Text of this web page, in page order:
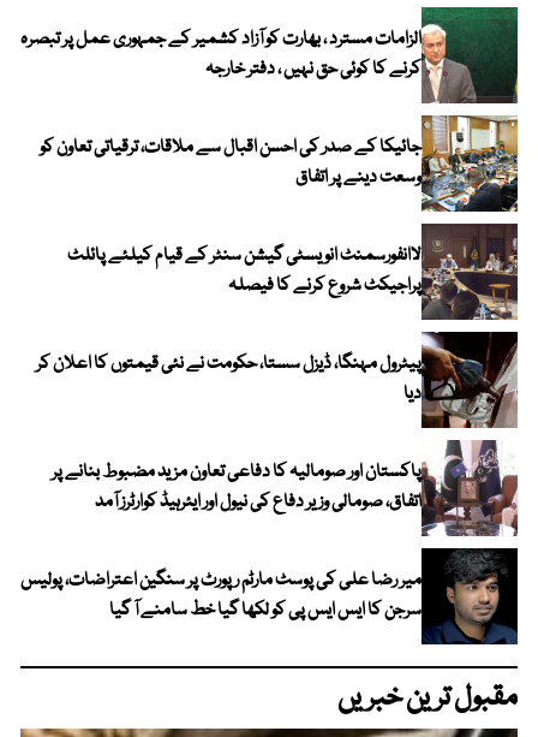
الزامات مسترد ، بھارت کو آزاد کشمیر کے جمہوری عمل پر تبصرہ
کرنے کا کوئی حق نہیں ، دفتر خارجہ
جائیکا کے صدر کی احسن اقبال سے ملاقات، ترقیاتی تعاون کو
وسعت دینے پر اتفاق
لاانفورسمنٹ انویسٹی گیشن سنٹر کے قیام کیلئے پائلٹ
پراجیکٹ شروع کرنے کا فیصلہ
پیٹرول مہنگا، ڈیزل سستا، حکومت نے نئی قیمتوں کا اعلان کر
دیا
پاکستان اور صومالیہ کا دفاعی تعاون مزید مضبوط بنانے پر
اتفاق، صومالی وزیر دفاع کی نیول اور ایئرہیڈ کوارٹرز آمد
میر رضا علی کی پوسٹ مارٹم رپورٹ پر سنگین اعتراضات، پولیس
سرجن کا ایس ایس پی کو لکھا گیا خط سامنے آ گیا
مقبول ترین خبریں